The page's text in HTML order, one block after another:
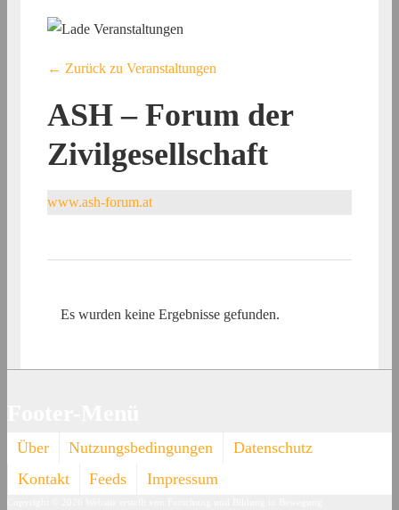
← Zurück zu Veranstaltungen
ASH – Forum der
Zivilgesellschaft
www.ash-forum.at
Es wurden keine Ergebnisse gefunden.
Über Nutzungsbedingungen
Datenschutz
Kontakt
Feeds Impressum